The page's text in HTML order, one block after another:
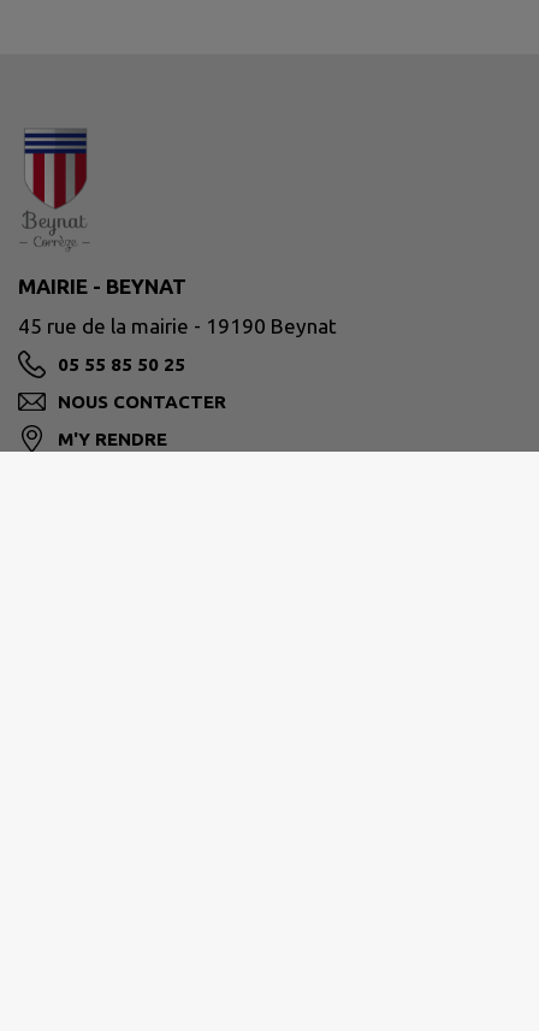
MAIRIE - BEYNAT
45 rue de la mairie - 19190 Beynat
05 55 85 50 25
NOUS CONTACTER
M'Y RENDRE